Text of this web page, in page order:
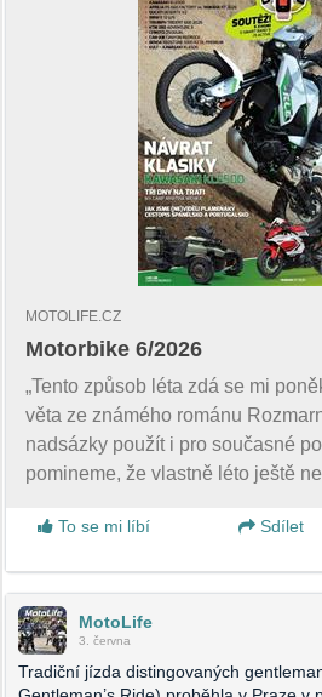
MOTOLIFE.CZ
Motorbike 6/2026
„Tento způsob léta zdá se mi
věta ze známého románu
nadsázky použít i pro současné
pomineme, že vlastně léto ještě
To se mi líbí
Sdílet
MotoLife
3. června
Tradiční jízda distingovaných